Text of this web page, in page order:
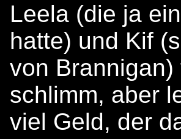
Leela (die ja
hatte) und Kif
von
schlimm, aber
viel Geld, der